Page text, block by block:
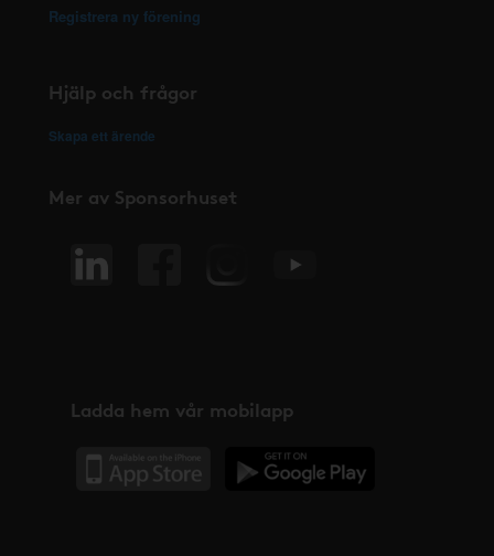
Registrera ny förening
Hjälp och frågor
Skapa ett ärende
Mer av Sponsorhuset
Ladda hem vår mobilapp